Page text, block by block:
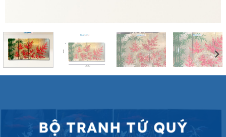
BỘ TRANH TỨ QUÝ